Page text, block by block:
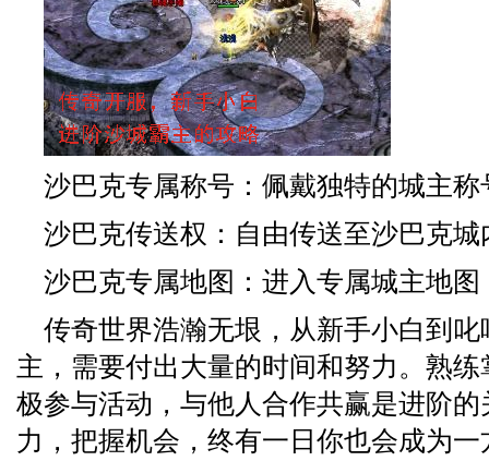
沙巴克专属称号：佩戴独特的城主
沙巴克传送权：自由传送至沙巴克
沙巴克专属地图：进入专属城主地
传奇世界浩瀚无垠，从新手小白到
主，需要付出大量的时间和努力。熟
极参与活动，与他人合作共赢是进阶
力，把握机会，终有一日你也会成为